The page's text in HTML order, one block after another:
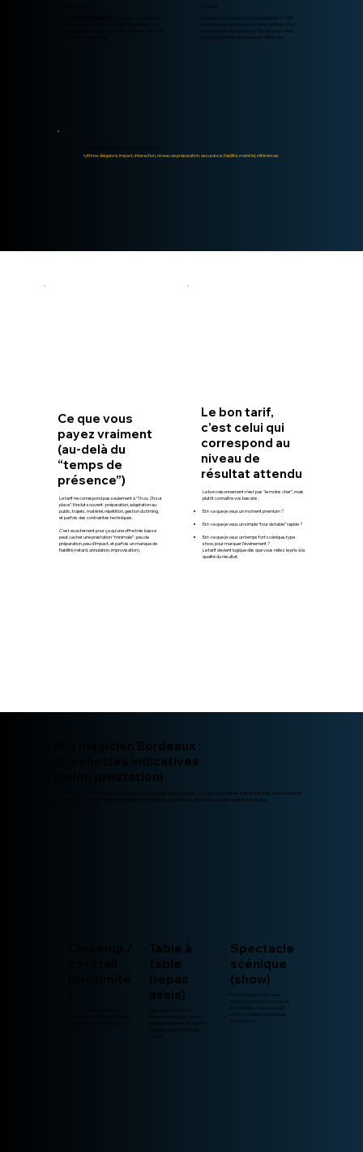
des pages qui expliquent que “ça dépend” (ce qui est
En réalité
un magicien n’est pas un produit standard : c’est
une prestation artistique et événementielle. Deux
magiciens peuvent proposer “du close-up”, mais
livrer une expérience totalement différente
rythme, élégance, impact, interaction, niveau de préparation, assurance, fiabilité, matériel, références.
Ce que vous
payez vraiment
(au-delà du
“temps de
présence”)
Le tarif ne correspond pas seulement à “1h ou 2h sur
place”. Il inclut souvent : préparation, adaptation au
public, trajets, matériel, répétition, gestion du timing,
et parfois des contraintes techniques.
C’est exactement pour ça qu’une offre très basse
peut cacher une prestation “minimale” : peu de
préparation, peu d’impact, et parfois un manque de
fiabilité (retard, annulation, improvisation).
Le bon tarif,
c’est celui qui
correspond au
niveau de
résultat attendu
Le bon raisonnement n’est pas “le moins cher”, mais
plutôt connaître vos besoins :
Est-ce que je veux un moment premium ?
Est-ce que je veux un simple “tour de table” rapide ?
Est-ce que je veux un temps fort scénique, type
show, pour marquer l’événement ?
Le tarif devient logique dès que vous reliez le prix à la
qualité du résultat.
Prix magicien Bordeaux :
fourchettes indicatives
(selon prestation)
Pour être utile (et plus transparent que beaucoup de pages concurrentes), voici des fourchettes indicatives. Elles varient selon la
date, le lieu, le format et le volume d’invités. Certaines sources publiques donnent aussi des repères par niveau
Table à
table
(repas
assis)
beaucoup de tables : le prix
dépend fortement du nombre
de tables et du rythme du
Spectacle
scénique
(show)
Format “temps fort”, avec
parfois des besoins techniques
(son, lumière, scène). Le tarif
suit la complexité et le niveau
de production.